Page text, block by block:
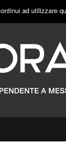
ad utilizzare